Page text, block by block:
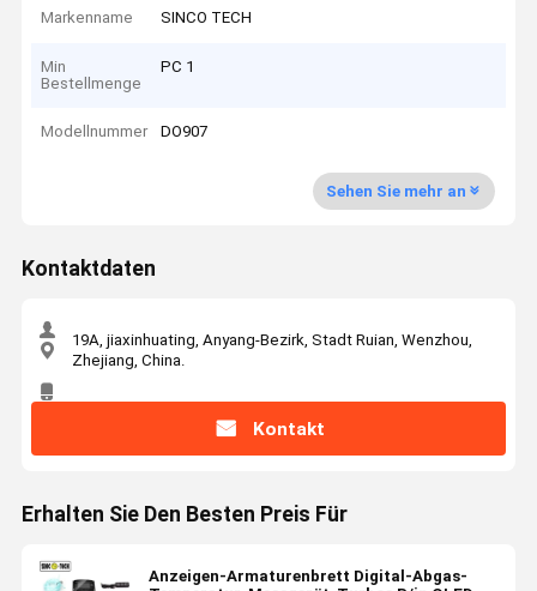
Markenname SINCO TECH
Min
Bestellmenge
PC 1
Modellnummer DO907
Sehen Sie mehr an
Kontaktdaten
19A, jiaxinhuating, Anyang-Bezirk, Stadt Ruian, Wenzhou,
Zhejiang, China.
Kontakt
Erhalten Sie Den Besten Preis Für
Anzeigen-Armaturenbrett Digital-Abgas-